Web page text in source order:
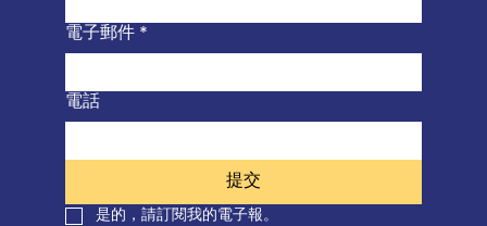
電子郵件 *
電話
提交
是的，請訂閱我的電子報。